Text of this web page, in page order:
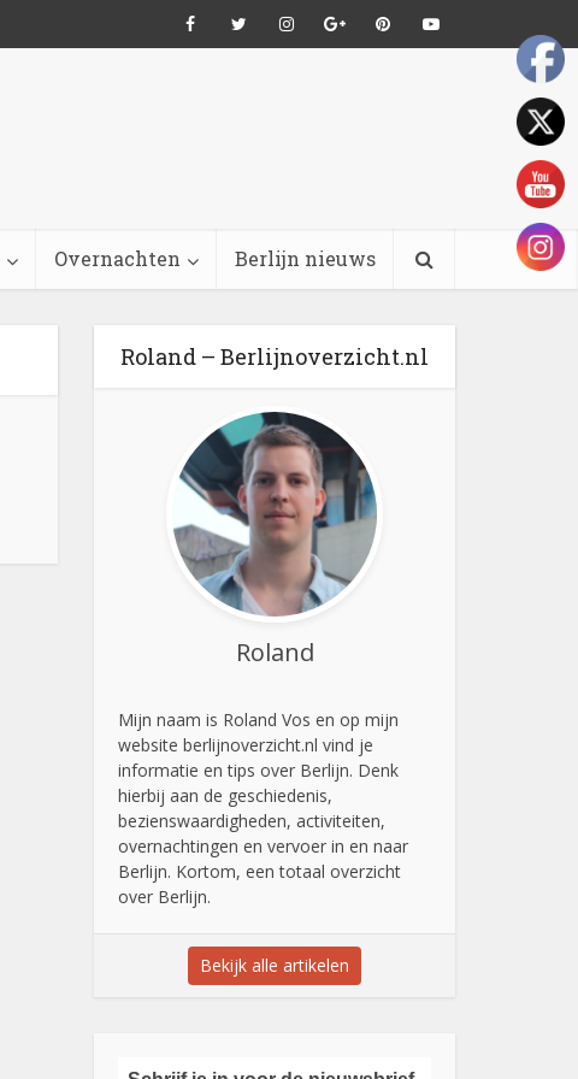
Overnachten Berlijn nieuws
Roland – Berlijnoverzicht.nl
Roland
Mijn naam is Roland Vos en op mijn
website berlijnoverzicht.nl vind je
informatie en tips over Berlijn. Denk
hierbij aan de geschiedenis,
bezienswaardigheden, activiteiten,
overnachtingen en vervoer in en naar
Berlijn. Kortom, een totaal overzicht
over Berlijn.
Bekijk alle artikelen